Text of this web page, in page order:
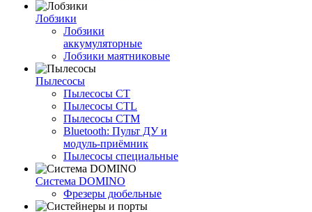
Лобзики
Лобзики
аккумуляторные
Лобзики маятниковые
Пылесосы
Пылесосы CT
Пылесосы CTL
Пылесосы CTM
Bluetooth: Пульт ДУ и
модуль-приёмник
Пылесосы специальные
Система DOMINO
Фрезеры дюбельные